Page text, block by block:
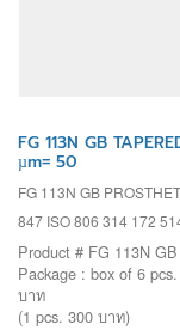
FG 113N GB
µm= 50
FG 113N GB
847 ISO 806 314 172
Product # FG 113N GB
Package : box of 6
บาท
(1 pcs. 300 บาท)